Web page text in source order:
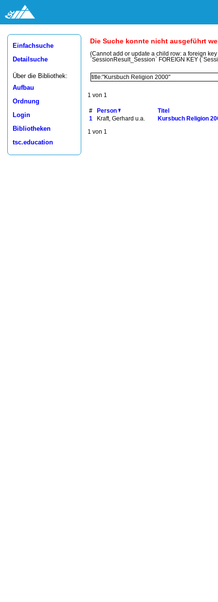
Einfachsuche
Detailsuche
Über die Bibliothek:
Aufbau
Ordnung
Login
Bibliotheken
tsc.education
Die Suche konnte nicht ausgeführt
(Cannot add or update a child row: a foreign
`SessionResult_Session` FOREIGN KEY
1 von 1
# Person
Titel
1
Kraft, Gerhard u.a. Kursbuch Religion
1 von 1